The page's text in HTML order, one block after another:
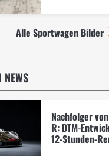
Alle Sportwagen Bilder
NEWS
Nachfolger
R: DTM-
12-Stunden-